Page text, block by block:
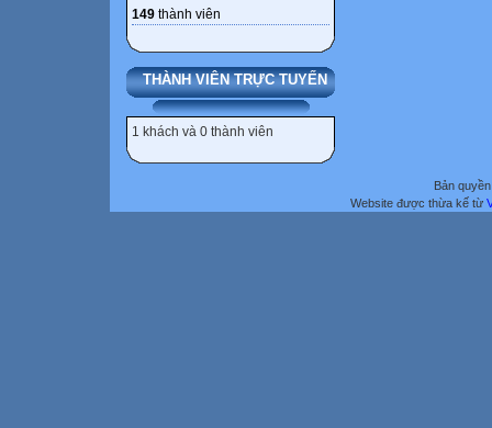
149 thành viên
THÀNH VIÊN TRỰC TUYẾN
1 khách và 0 thành viên
Bản
Website được thừa kế từ